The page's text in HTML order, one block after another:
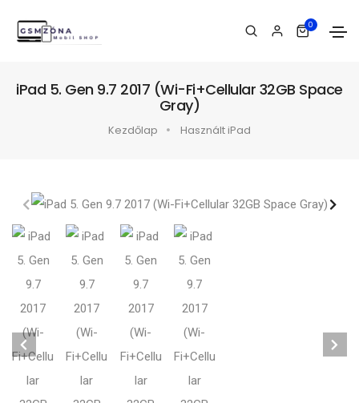
0
iPad 5. Gen 9.7 2017 (Wi-Fi+Cellular 32GB Space
Gray)
Kezdőlap Használt iPad